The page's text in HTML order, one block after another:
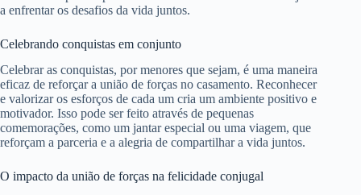
a enfrentar os desafios da vida juntos.
Celebrando conquistas em conjunto
Celebrar as conquistas, por menores que sejam, é uma maneira
eficaz de reforçar a união de forças no casamento. Reconhecer
e valorizar os esforços de cada um cria um ambiente positivo e
motivador. Isso pode ser feito através de pequenas
comemorações, como um jantar especial ou uma viagem, que
reforçam a parceria e a alegria de compartilhar a vida juntos.
O impacto da união de forças na felicidade conjugal